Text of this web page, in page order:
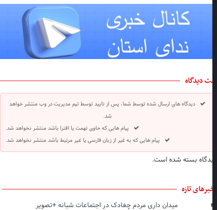
دیدگاه
دیدگاه های ارسال شده توسط شما، پس از تایید توسط تیم مدیریت در وب منتشر خواهد
شد.
پیام هایی که حاوی تهمت یا افترا باشد منتشر نخواهد شد.
پیام هایی که به غیر از زبان فارسی یا غیر مرتبط باشد منتشر نخواهد شد.
بسته شده است.
تازه
میدان داری مردم چغادک در اجتماعات شبانه +تصویر